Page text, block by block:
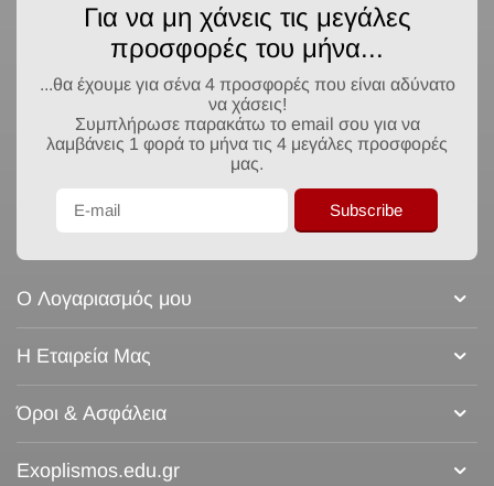
Για να μη χάνεις τις μεγάλες
προσφορές του μήνα...
...θα έχουμε για σένα 4 προσφορές που είναι αδύνατο
να χάσεις!
Συμπλήρωσε παρακάτω το email σου για να
λαμβάνεις 1 φορά το μήνα τις 4 μεγάλες προσφορές
μας.
Subscribe
Ο Λογαριασμός μου
Η Εταιρεία Μας
Όροι & Ασφάλεια
Exoplismos.edu.gr